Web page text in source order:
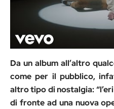
Da un album all’altro
come per il pubblico,
altro tipo di nostalgia:
di fronte ad una nuova